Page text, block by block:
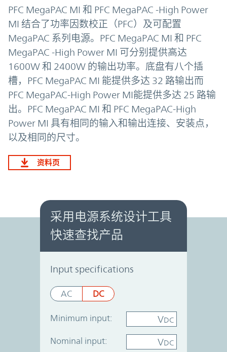
PFC MegaPAC MI 和 PFC MegaPAC -High Power
MI 结合了功率因数校正（PFC）及可配置
MegaPAC 系列电源。PFC MegaPAC MI 和 PFC
MegaPAC -High Power MI 可分别提供高达
1600W 和 2400W 的输出功率。底盘有八个插
槽，PFC MegaPAC MI 能提供多达 32 路输出而
PFC MegaPAC-High Power MI能提供多达 25 路输
出。PFC MegaPAC MI 和 PFC MegaPAC-High
Power MI 具有相同的输入和输出连接、安装点，
以及相同的尺寸。
资料页
Power System Designer
采用电源系统设计工具
快速查找产品
Input specifications
AC DC
Minimum input: VDC
Nominal input: VDC